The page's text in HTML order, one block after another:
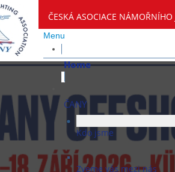
ČESKÁ ASOCIACE NÁMOŘNÍHO
Menu
Home
ČANY
Kdo jsme
Zveme vás mezi nás